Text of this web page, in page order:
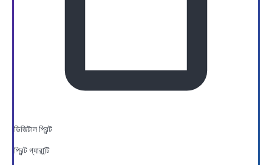
ডিজিটাল প্রিন্ট
প্রিন্ট গ্যারান্টি